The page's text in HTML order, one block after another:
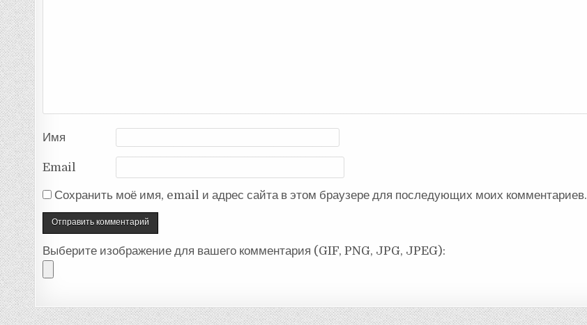
Имя
Email
Сохранить моё имя, email и адрес сайта в этом браузере для последующих моих комментариев.
Выберите изображение для вашего комментария (GIF, PNG, JPG, JPEG):